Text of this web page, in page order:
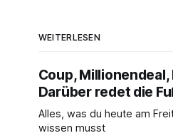
WEITERLESEN
Coup,
Darüber redet die
Alles, was du heute am
wissen musst